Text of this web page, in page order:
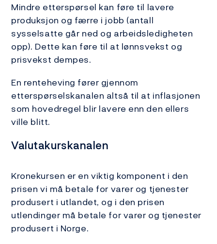
Mindre etterspørsel kan føre til lavere
produksjon og færre i jobb (antall
sysselsatte går ned og arbeidsledigheten
opp). Dette kan føre til at lønnsvekst og
prisvekst dempes.
En renteheving fører gjennom
etterspørselskanalen altså til at inflasjonen
som hovedregel blir lavere enn den ellers
ville blitt.
Valutakurskanalen
Kronekursen er en viktig komponent i den
prisen vi må betale for varer og tjenester
produsert i utlandet, og i den prisen
utlendinger må betale for varer og tjenester
produsert i Norge.